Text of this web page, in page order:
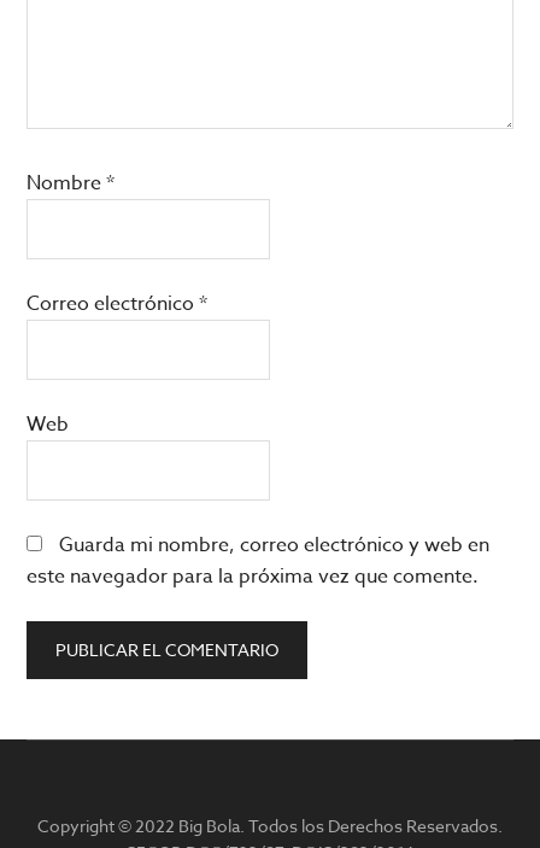
Nombre*
Correo electrónico*
Web
Guarda mi nombre, correo electrónico y web en
este navegador para la próxima vez que comente.
Copyright © 2022 Big Bola. Todos los Derechos Reservados.